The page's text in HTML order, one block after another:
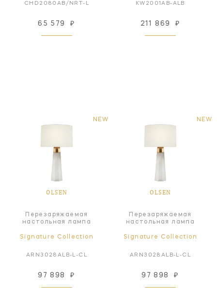
CHD2080AB/NRT-L
65 579 ₽
KW2001AB-ALB
211 869 ₽
NEW
OLSEN
Перезаряжаемая
настольная лампа
Signature Collection
ARN3028ALB-L-CL
97 898 ₽
NEW
OLSEN
Перезаряжаемая
настольная лампа
Signature Collection
ARN3028ALB-L-CL
97 898 ₽